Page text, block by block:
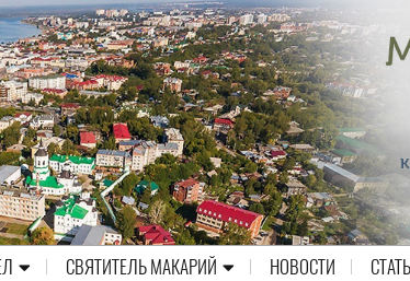
СВЯТИТЕЛЬ МАКАРИЙ НОВОСТИ